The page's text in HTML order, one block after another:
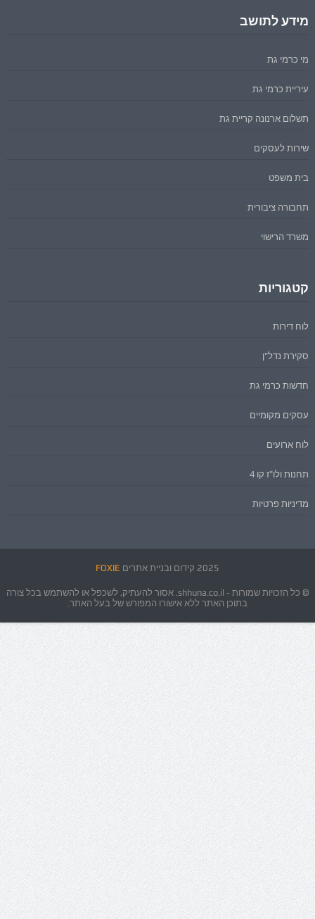
מידע לתושב
מי כרמי גת
עיריית כרמי גת
תשלום ארנונה קריית גת
שירות לעסקים
בית משפט
תחבורה ציבורית
משרד הרישוי
קטגוריות
לוח דירות
סקירת נדל"ן
חדשות כרמי גת
עסקים מקומיים
לוח ארועים
תחנות ולו"ז קו 4
מדיניות פרטיות
2025 קידום ובניית אתרים FOXIE
© כל הזכויות שמורות - shhuna.co.il. אסור להעתיק, לשכפל או להשתמש בכל צורה
בתוכן האתר ללא אישורו המפורש של בעל האתר.